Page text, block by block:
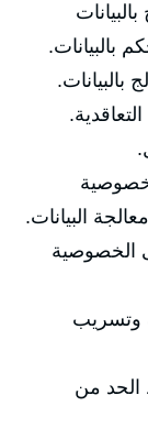
البيانات.
الخصوصية
وتسريب
من